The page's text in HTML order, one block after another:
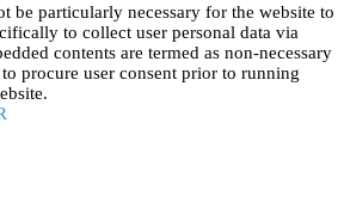
be particularly necessary for the website to
to collect user personal data via
contents are termed as non-necessary
procure user consent prior to running